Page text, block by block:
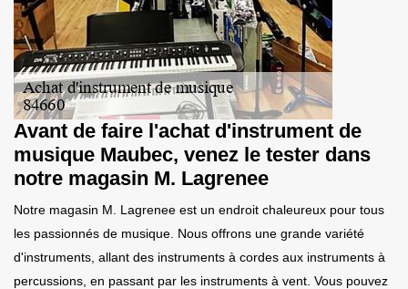
Avant de faire l'achat d'instrument de
musique Maubec, venez le tester dans
notre magasin M. Lagrenee
Notre magasin M. Lagrenee est un endroit chaleureux pour tous
les passionnés de musique. Nous offrons une grande variété
d'instruments, allant des instruments à cordes aux instruments à
percussions, en passant par les instruments à vent. Vous pouvez